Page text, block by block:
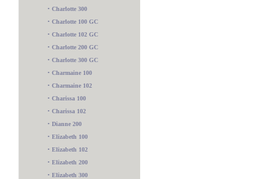
• Charlotte 300
• Charlotte 100 GC
• Charlotte 102 GC
• Charlotte 200 GC
• Charlotte 300 GC
• Charmaine 100
• Charmaine 102
• Charissa 100
• Charissa 102
• Dianne 200
• Elizabeth 100
• Elizabeth 102
• Elizabeth 200
• Elizabeth 300